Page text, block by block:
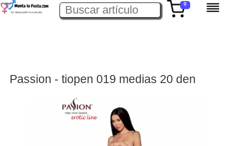
0
Passion - tiopen 019 medias 20 den